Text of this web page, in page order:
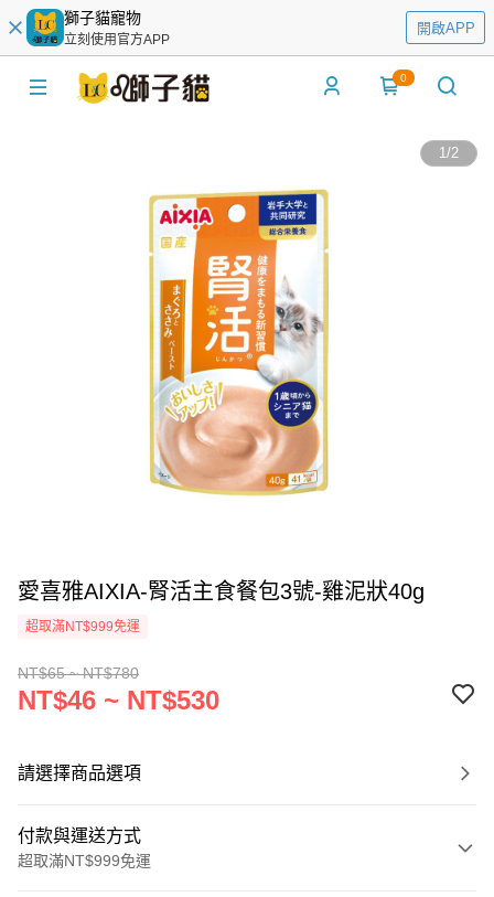
獅子貓寵物
立刻使用官方APP
開啟APP
0
1/2
愛喜雅AIXIA-腎活主食餐包3號-雞泥狀40g
超取滿NT$999免運
NT$65 ~ NT$780
NT$46 ~ NT$530
請選擇商品選項
付款與運送方式
超取滿NT$999免運